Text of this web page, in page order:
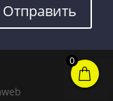
Отправить
0